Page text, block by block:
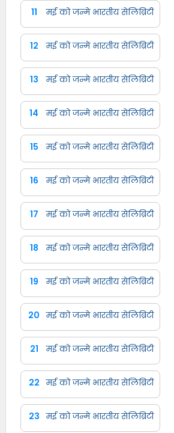
11 मई को जन्मे भारतीय सेलिब्रिटी
12 मई को जन्मे भारतीय सेलिब्रिटी
13 मई को जन्मे भारतीय सेलिब्रिटी
14 मई को जन्मे भारतीय सेलिब्रिटी
15 मई को जन्मे भारतीय सेलिब्रिटी
16 मई को जन्मे भारतीय सेलिब्रिटी
17 मई को जन्मे भारतीय सेलिब्रिटी
18 मई को जन्मे भारतीय सेलिब्रिटी
19 मई को जन्मे भारतीय सेलिब्रिटी
20 मई को जन्मे भारतीय सेलिब्रिटी
21 मई को जन्मे भारतीय सेलिब्रिटी
22 मई को जन्मे भारतीय सेलिब्रिटी
23 मई को जन्मे भारतीय सेलिब्रिटी